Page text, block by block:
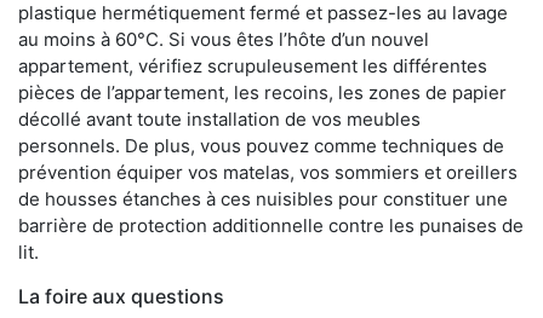
plastique hermétiquement fermé et passez-les au lavage
au moins à 60°C. Si vous êtes l’hôte d’un nouvel
appartement, vérifiez scrupuleusement les différentes
pièces de l’appartement, les recoins, les zones de papier
décollé avant toute installation de vos meubles
personnels. De plus, vous pouvez comme techniques de
prévention équiper vos matelas, vos sommiers et oreillers
de housses étanches à ces nuisibles pour constituer une
barrière de protection additionnelle contre les punaises de
lit.
La foire aux questions